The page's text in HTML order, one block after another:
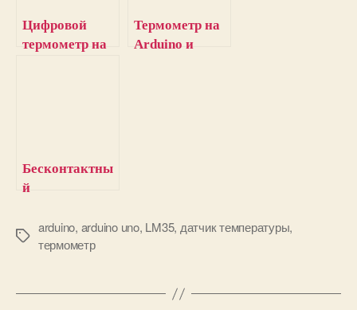
Цифровой
термометр на
Термометр на
Arduino и
Бесконтактны
й
термометр на
Arduino и
М
arduino, arduino uno, LM35, датчик температуры,
термометр